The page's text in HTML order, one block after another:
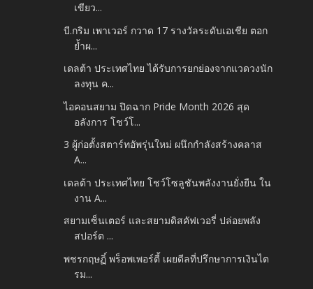
เขียว...
บี.กริม เพาเวอร์ กวาด 17 รางวัลระดับเอเชีย ตอก
ย้ำผ...
เดลต้า ประเทศไทย ได้รับการยกย่องจากแวดวงนัก
ลงทุน ค...
ไอคอนสยาม ปิดฉาก Pride Month 2026 สุด
อลังการ โชว์โ...
3 ผู้ก่อตั้งสตาร์ทอัพรุ่นใหม่ ผนึกกำลังสร้างคลาส
A...
เดลต้า ประเทศไทย โชว์โซลูชันพลังงานยั่งยืน ใน
งาน A...
สยามเซ็นเตอร์ และสยามดิสคัฟเวอรี่ ปล่อยพลัง
สปอร์ต ...
พชรกฤษฏิ์ พร็อพเพอร์ตี้ เผยดีลที่ปรึกษาการเงินไต
รม...